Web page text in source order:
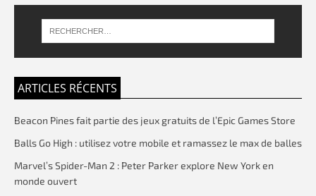
ARTICLES RÉCENTS
Beacon Pines fait partie des jeux gratuits de l’Epic Games Store
Balls Go High : utilisez votre mobile et ramassez le max de balles
Marvel’s Spider-Man 2 : Peter Parker explore New York en
monde ouvert